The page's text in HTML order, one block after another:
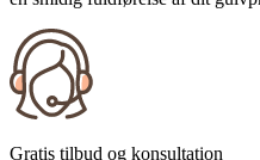
Gratis tilbud og konsultation